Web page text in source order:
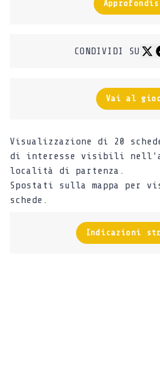
CONDIVIDI SU
Vai al
Visualizzazione di 20
di interesse visibili
località di partenza.
Spostati sulla mappa per
schede.
Indicazioni